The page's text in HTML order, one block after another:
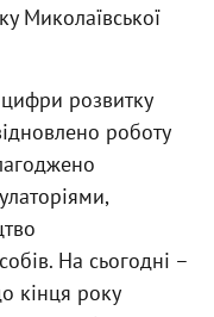
Миколаївської
розвитку
роботу
На сьогодні –
кінця року